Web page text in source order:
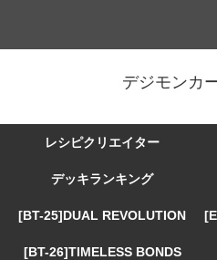
デジモンカ
レシピクリエイター
デッキランキング
[BT-25]DUAL REVOLUTION
[BT-26]TIMELESS BONDS